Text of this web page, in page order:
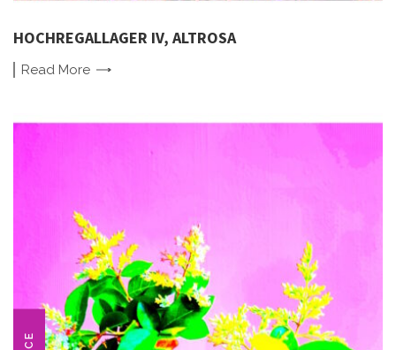
HOCHREGALLAGER IV, ALTROSA
Read More